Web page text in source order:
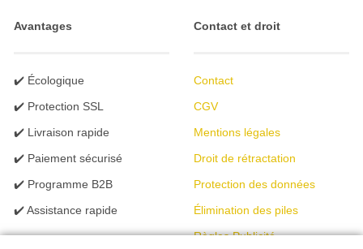
Avantages
✔️ Écologique
✔️ Protection SSL
✔️ Livraison rapide
✔️ Paiement sécurisé
✔️ Programme B2B
✔️ Assistance rapide
Contact et droit
Contact
CGV
Mentions légales
Droit de rétractation
Protection des données
Élimination des piles
Règles Publicité